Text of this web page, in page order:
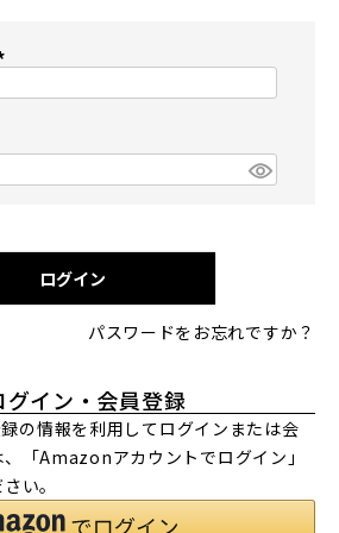
ログイン
パスワードをお忘れですか？
イン・会員登録
の情報を利用してログインまたは会
「Amazonアカウントでログイン」
い。